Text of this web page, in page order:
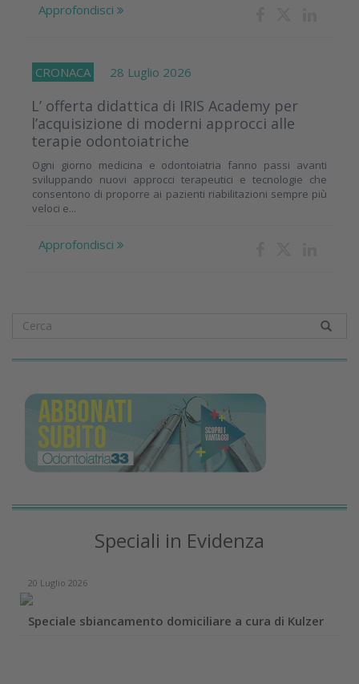
Approfondisci
CRONACA 28 Luglio 2026
L’ offerta didattica di IRIS Academy per
l’acquisizione di moderni approcci alle
terapie odontoiatriche
Ogni giorno medicina e odontoiatria fanno passi avanti
sviluppando nuovi approcci terapeutici e tecnologie che
consentono di proporre ai pazienti riabilitazioni sempre più
veloci e...
Approfondisci
Speciali in Evidenza
20 Luglio 2026
Speciale sbiancamento domiciliare a cura di Kulzer